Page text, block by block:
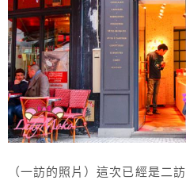
（一訪的照片）這次已經是二訪